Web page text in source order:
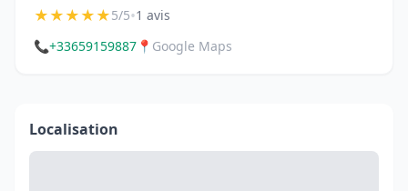
★★★★★5/5•1 avis
📞+33659159887 📍 Google Maps
Localisation